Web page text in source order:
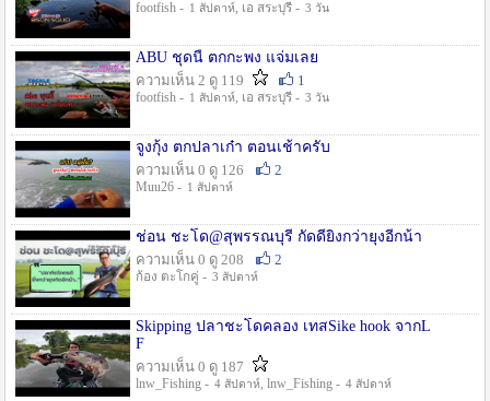
footfish - 1 สัปดาห์, เอ สระบุรี - 3 วัน
ABU ชุดนี้ ตกกะพง แจ่มเลย
ความเห็น 2 ดู 119
1
footfish - 1 สัปดาห์, เอ สระบุรี - 3 วัน
จูงกุ้ง ตกปลาเก๋า ตอนเช้าครับ
ความเห็น 0 ดู 126
2
Muu26 - 1 สัปดาห์
ช่อน ชะโด@สุพรรณบุรี กัดดียิ่งกว่ายุงอีกน้า
ความเห็น 0 ดู 208
2
ก้อง ตะโกคู่ - 3 สัปดาห์
Skipping ปลาชะโดคลอง เทสSike hook จากL
F
ความเห็น 0 ดู 187
lnw_Fishing - 4 สัปดาห์, lnw_Fishing - 4 สัปดาห์